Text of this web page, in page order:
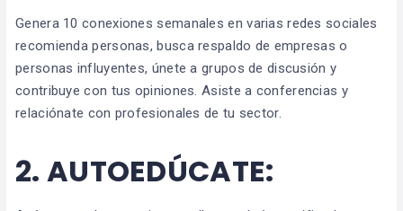
Genera 10 conexiones semanales en varias redes sociales
recomienda personas, busca respaldo de empresas o
personas influyentes, únete a grupos de discusión y
contribuye con tus opiniones. Asiste a conferencias y
relaciónate con profesionales de tu sector.
2. AUTOEDÚCATE: